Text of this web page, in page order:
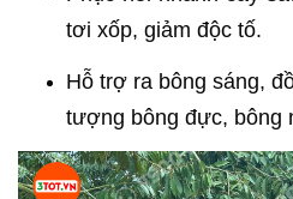
tơi xốp, giảm độc tố.
Hỗ trợ ra bông sáng,
tượng bông đực, bông